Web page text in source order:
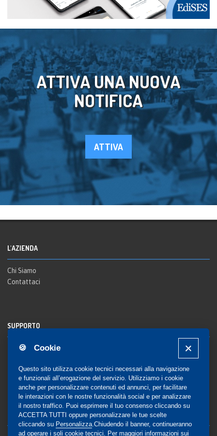
🍪 Cookie
Questo sito utilizza cookie tecnici necessari alla navigazione
e funzionali all’erogazione del servizio. Utilizziamo i cookie
anche per personalizzare contenuti ed annunci, per facilitare
le interazioni con le nostre funzionalità social e per analizzare
il nostro traffico. Puoi esprimere il tuo consenso cliccando su
ACCETTA TUTTI oppure personalizzare le tue scelte
cliccando su Personalizza .Chiudendo il banner, continueranno
ad operare i soli cookie tecnici. Per maggiori informazioni sui
ATTIVA UNA NUOVA
NOTIFICA
ATTIVA
L'AZIENDA
Chi Siamo
Contattaci
SUPPORTO
Registrazione al sito
Notifica
COMMUNITY